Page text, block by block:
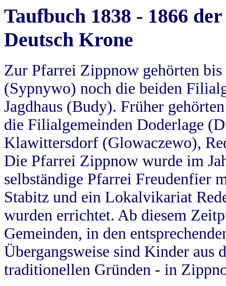
Taufbuch 1838 - 1866
Deutsch Krone
Zur Pfarrei Zippnow gehörten
(Sypnywo) noch die beiden
Jagdhaus (Budy). Früher
die Filialgemeinden Doderlage
Klawittersdorf (Glowaczewo),
Die Pfarrei Zippnow wurde im
selbständige Pfarrei Freudenfier
Stabitz und ein Lokalvikariat
wurden errichtet. Ab diesem
Gemeinden, in den
Übergangsweise sind Kinder aus
traditionellen Gründen - in